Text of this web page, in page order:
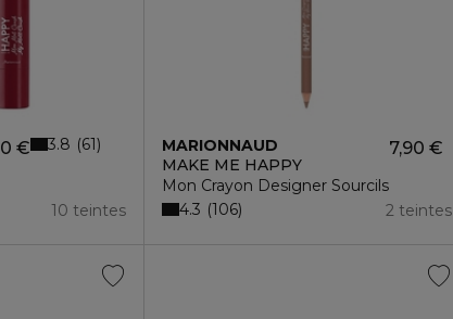
€
10 teintes
3.8 61
MARIONNAUD
MAKE ME HAPPY
Mon Crayon Designer Sourcils
7,90 €
2 teintes
4.3 106